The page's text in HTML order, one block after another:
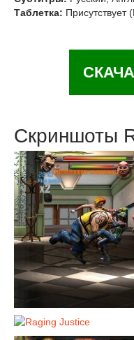
Таблетка: Присутствует
Скриншоты